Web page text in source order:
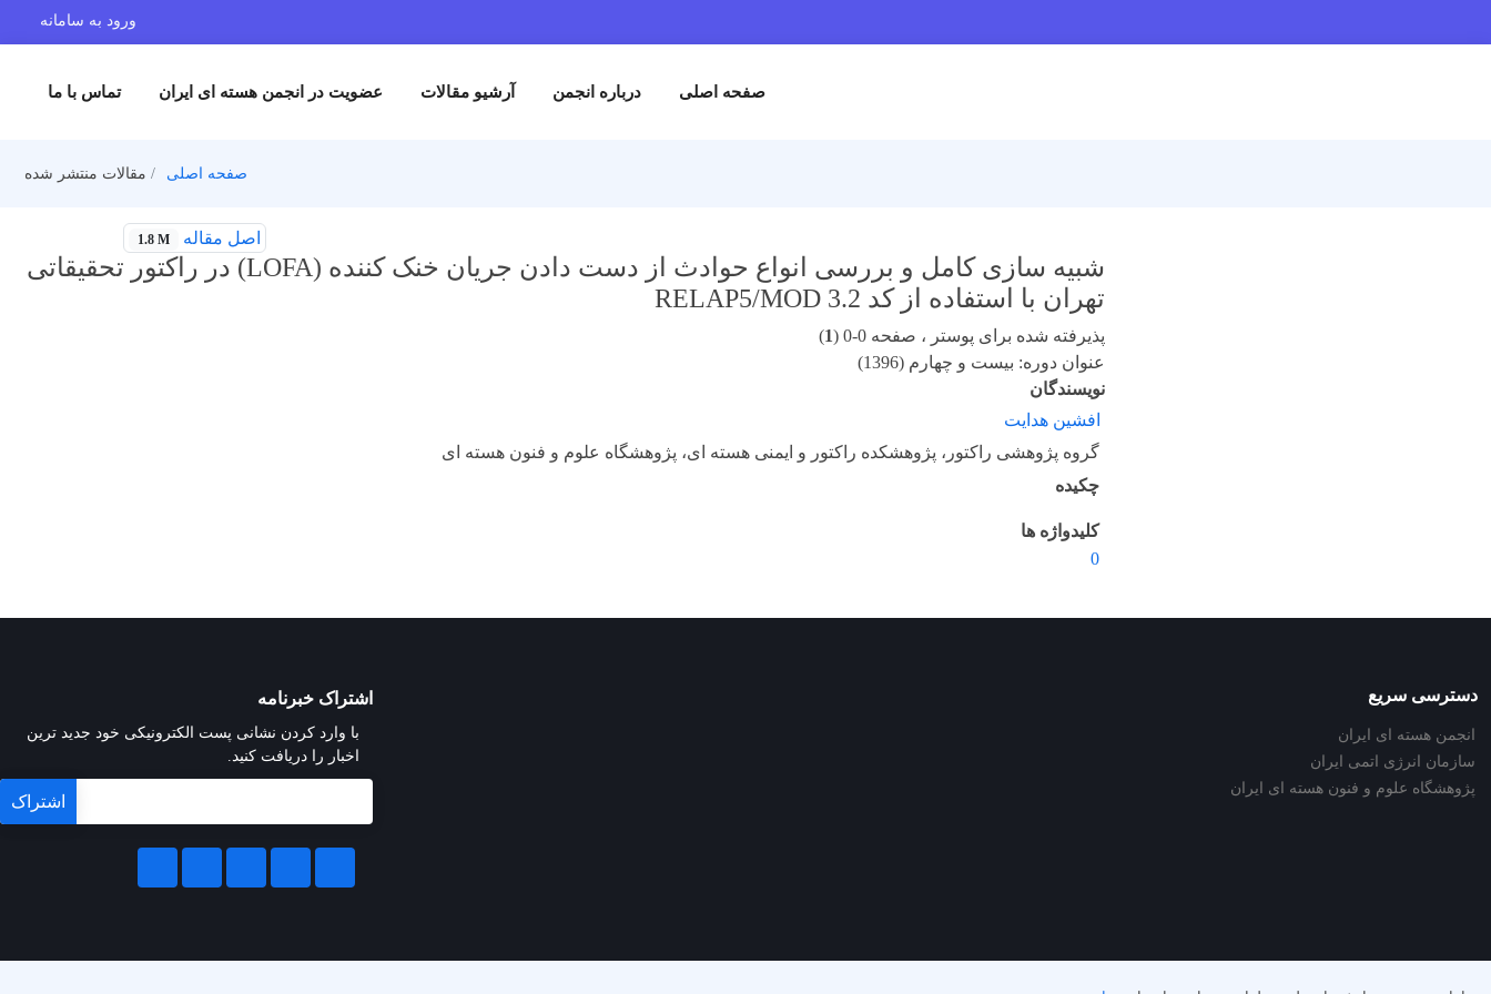
ورود به سامانه
صفحه اصلی درباره انجمن آرشیو مقالات عضویت در انجمن هسته ای ایران تماس با ما
صفحه اصلی مقالات منتشر شده
اصل مقاله 1.8 M
شبیه سازی کامل و بررسی انواع حوادث از دست دادن جریان خنک کننده (LOFA) در راکتور تحقیقاتی
تهران با استفاده از کد RELAP5/MOD 3.2
پذیرفته شده برای پوستر ، صفحه 0-0 ( 1
)
عنوان دوره: بیست و چهارم (1396)
نویسندگان
افشین هدایت
گروه پژوهشی راکتور، پژوهشکده راکتور و ایمنی هسته ای، پژوهشگاه علوم و فنون هسته ای
چکیده
کلیدواژه ها
0
دسترسی سریع
انجمن هسته ای ایران
سازمان انرژی اتمی ایران
پژوهشگاه علوم و فنون هسته ای ایران
اشتراک خبرنامه
با وارد کردن نشانی پست الکترونیکی خود جدید ترین
اخبار را دریافت کنید.